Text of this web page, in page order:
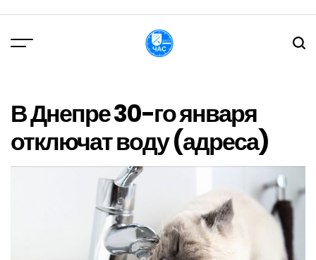
вмісту
В Днепре 30-го января
отключат воду (адреса)